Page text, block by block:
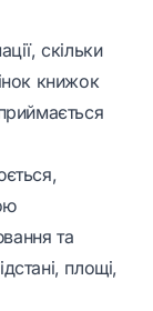
скільки
книжок
та
площі,